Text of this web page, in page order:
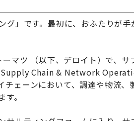
グ」です。最初に、おふたりが
ーマツ （以下、デロイト）で、
Chain & Network
ェーンにおいて、調達や物流
。